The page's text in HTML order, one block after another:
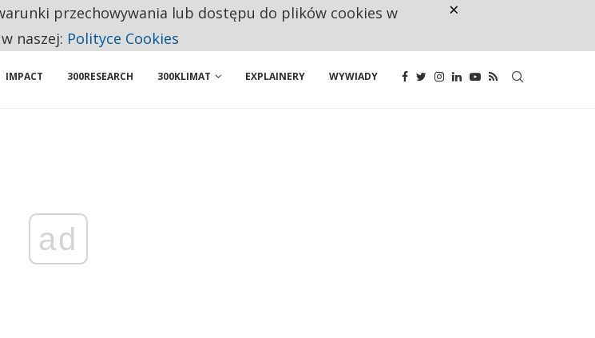
ZAKUPY
IMPACT 300RESEARCH 300KLIMAT EXPLAINERY WYWIADY
ad
przechowywania lub dostępu do plików cookies w
naszej: Polityce Cookies
×